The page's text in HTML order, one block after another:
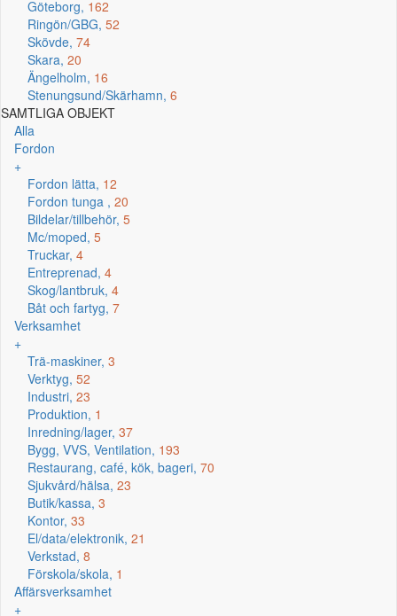
Göteborg, 162
Ringön/GBG, 52
Skövde, 74
Skara, 20
Ängelholm, 16
Stenungsund/Skärhamn, 6
SAMTLIGA OBJEKT
Alla
Fordon
+
Fordon lätta, 12
Fordon tunga , 20
Bildelar/tillbehör, 5
Mc/moped, 5
Truckar, 4
Entreprenad, 4
Skog/lantbruk, 4
Båt och fartyg, 7
Verksamhet
+
Trä-maskiner, 3
Verktyg, 52
Industri, 23
Produktion, 1
Inredning/lager, 37
Bygg, VVS, Ventilation, 193
Restaurang, café, kök, bageri, 70
Sjukvård/hälsa, 23
Butik/kassa, 3
Kontor, 33
El/data/elektronik, 21
Verkstad, 8
Förskola/skola, 1
Affärsverksamhet
+